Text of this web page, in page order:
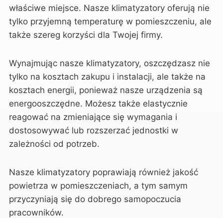
właściwe miejsce. Nasze klimatyzatory oferują nie
tylko przyjemną temperaturę w pomieszczeniu, ale
także szereg korzyści dla Twojej firmy.
Wynajmując nasze klimatyzatory, oszczędzasz nie
tylko na kosztach zakupu i instalacji, ale także na
kosztach energii, ponieważ nasze urządzenia są
energooszczędne. Możesz także elastycznie
reagować na zmieniające się wymagania i
dostosowywać lub rozszerzać jednostki w
zależności od potrzeb.
Nasze klimatyzatory poprawiają również jakość
powietrza w pomieszczeniach, a tym samym
przyczyniają się do dobrego samopoczucia
pracowników.